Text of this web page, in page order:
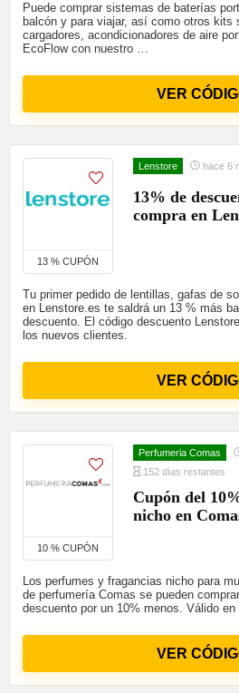
Puede comprar sistemas de baterías
balcón y para viajar, así como otros kits
cargadores, acondicionadores de aire
EcoFlow con nuestro …
VER
13 % CUPÓN
Lenstore hace 6
13% de
compra en
Tu primer pedido de lentillas, gafas de
en Lenstore.es te saldrá un 13 % más
descuento. El código descuento
los nuevos clientes.
VER
10 % CUPÓN
Perfumeria Comas
152 días restantes
Cupón del
nicho en
Los perfumes y fragancias nicho para
de perfumería Comas se pueden
descuento por un 10% menos. Válido
VER